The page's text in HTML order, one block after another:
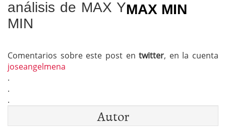
análisis de MAX Y
MIN
MAX MIN
Comentarios sobre este post entwitter, en la cuenta
joseangelmena
.
.
.
Autor